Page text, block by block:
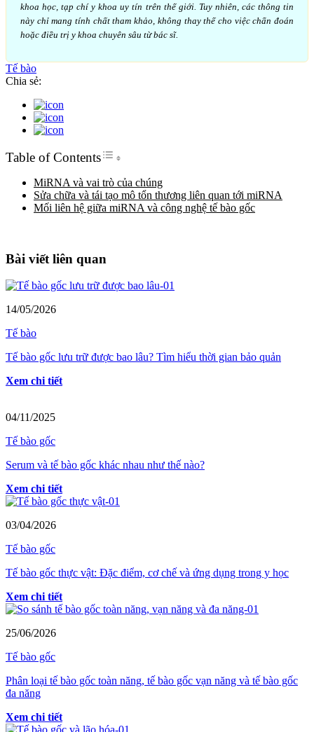
khoa học, tạp chí y khoa uy tín trên thế giới. Tuy nhiên, các thông tin
này chỉ mang tính chất tham khảo, không thay thế cho việc chẩn đoán
hoặc điều trị y khoa chuyên sâu từ bác sĩ.
Tế bào
Chia sẻ:
Table of ContentsToggle Table of Content
MiRNA và vai trò của chúng
Sửa chữa và tái tạo mô tổn thương liên quan tới miRNA
Mối liên hệ giữa miRNA và công nghệ tế bào gốc
Bài viết liên quan
14/05/2026
Tế bào
Tế bào gốc lưu trữ được bao lâu? Tìm hiểu thời gian bảo quản
Xem chi tiết
04/11/2025
Tế bào gốc
Serum và tế bào gốc khác nhau như thế nào?
Xem chi tiết
03/04/2026
Tế bào gốc
Tế bào gốc thực vật: Đặc điểm, cơ chế và ứng dụng trong y học
Xem chi tiết
25/06/2026
Tế bào gốc
Phân loại tế bào gốc toàn năng, tế bào gốc vạn năng và tế bào gốc
đa năng
Xem chi tiết